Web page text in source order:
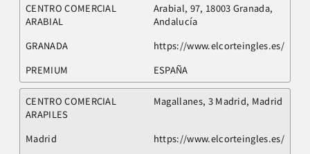
CENTRO COMERCIAL
ARABIAL
Arabial, 97, 18003 Granada,
Andalucía
GRANADA
https://www.elcorteingles.es/
PREMIUM
ESPAÑA
CENTRO COMERCIAL
ARAPILES
Magallanes, 3 Madrid, Madrid
Madrid
https://www.elcorteingles.es/